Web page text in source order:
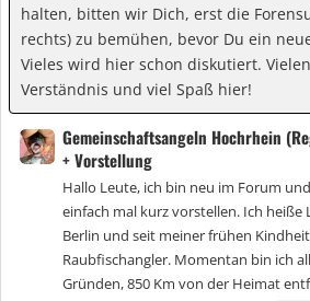
halten, bitten wir Dich, erst die
rechts) zu bemühen, bevor Du ein
Vieles wird hier schon diskutiert.
Verständnis und viel Spaß hier!
Gemeinschaftsangeln Hochrhein
+ Vorstellung
Hallo Leute, ich bin neu im Forum
einfach mal kurz vorstellen. Ich heiße
Berlin und seit meiner frühen
Raubfischangler. Momentan bin ich
Gründen, 850 Km von der Heimat